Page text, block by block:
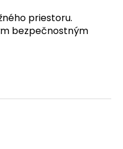
priestoru.
bezpečnostným